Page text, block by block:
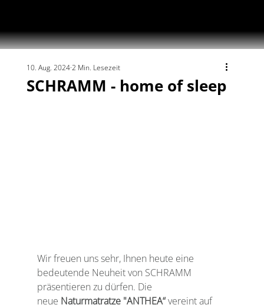
SCHRAMM - home of sleep
10. Aug. 20242 Min. Lesezeit
Wir freuen uns sehr, Ihnen heute eine
bedeutende Neuheit von SCHRAMM
präsentieren zu dürfen. Die
neue Naturmatratze "ANTHEA“ vereint auf